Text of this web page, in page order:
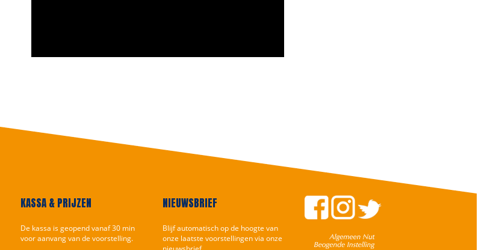
KASSA & PRIJZEN
De kassa is geopend vanaf 30 min
voor aanvang van de voorstelling.
NIEUWSBRIEF
Blijf automatisch op de hoogte van
onze laatste voorstellingen via onze